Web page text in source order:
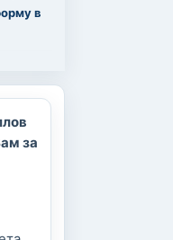
в
за